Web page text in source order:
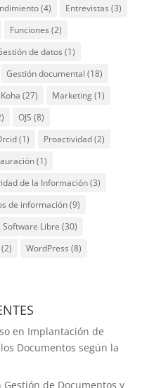
(4) Entrevistas (3)
Funciones (2)
de datos (1)
Gestión documental (18)
Koha (27) Marketing(1)
OJS (8)
(1) Proactividad(2)
(1)
de la Información(3)
de información(9)
Software Libre (30)
WordPress (8)
en Implantación de
Documentos según la
Gestión de Documentos y